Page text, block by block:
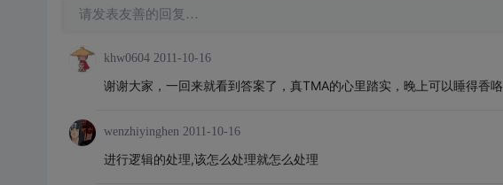
请发表友善的回复…
khw0604 2011-10-16
谢谢大家，一回来就看到答案了，真TMA的心里踏实，晚上可以睡得香咯
wenzhiyinghen 2011-10-16
进行逻辑的处理,该怎么处理就怎么处理